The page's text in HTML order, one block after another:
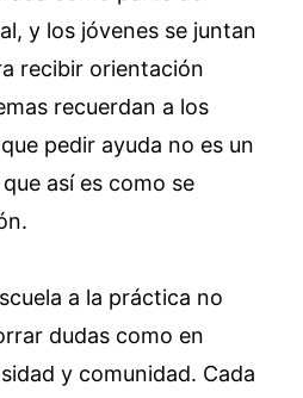
y los jóvenes se juntan
recibir orientación
recuerdan a los
pedir ayuda no es un
así es como se
a la práctica no
dudas como en
y comunidad. Cada